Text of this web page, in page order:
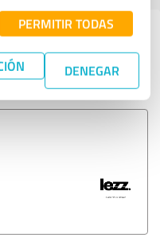
PERMITIR TODAS
DENEGAR
otros
del sector